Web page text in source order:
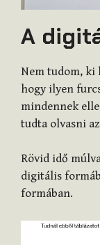
A
Nem tudom, ki
hogy ilyen
mindennek
tudta olvasni
Rövid idő
digitális
formában.